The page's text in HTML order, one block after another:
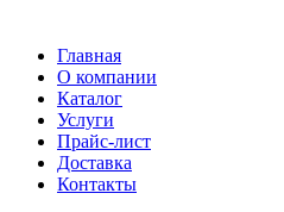
Главная
О компании
Каталог
Услуги
Прайс-лист
Доставка
Контакты